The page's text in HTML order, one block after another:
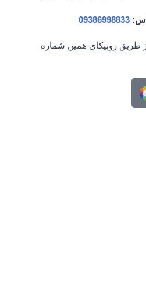
09386998833
طریق روبیکای همین شماره